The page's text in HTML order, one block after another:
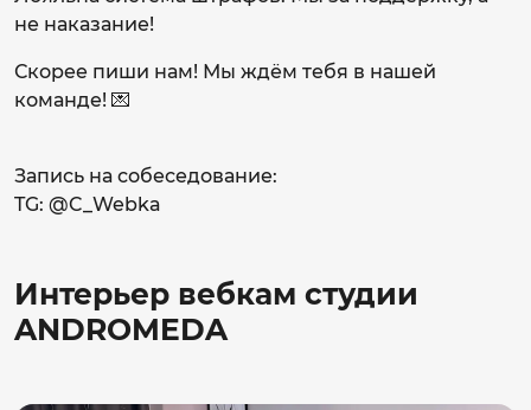
не наказание!
Скорее пиши нам! Мы ждём тебя в нашей
команде! 💌
Запись на собеседование:
TG: @C_Webka
Интерьер вебкам студии
ANDROMEDA